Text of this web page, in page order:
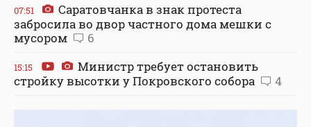
07:51
Саратовчанка в знак протеста
забросила во двор частного дома мешки с
мусором
6
15:15
Министр требует остановить
стройку высотки у Покровского собора
4